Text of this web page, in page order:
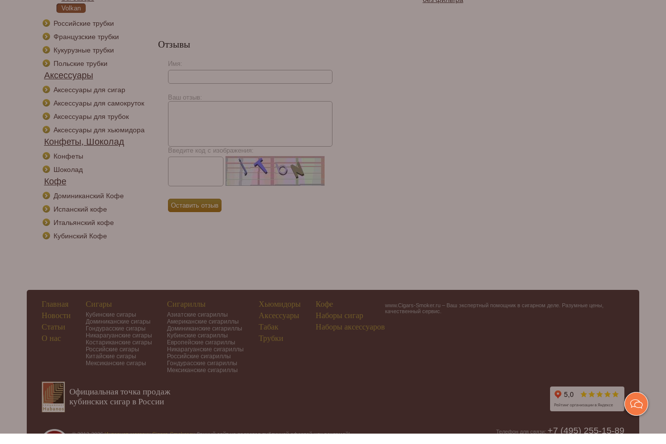
Volkan
Российские трубки
Французские трубки
Кукурузные трубки
Польские трубки
Аксессуары
Аксессуары для сигар
Аксессуары для самокруток
Аксессуары для трубок
Аксессуары для хьюмидора
Конфеты, Шоколад
Конфеты
Шоколад
Кофе
Доминиканский Кофе
Испанский кофе
Итальянский кофе
Кубинский Кофе
Отзывы
Имя:
Ваш отзыв:
Введите код с изображения:
Главная
Новости
Статьи
О нас
Сигары
Кубинские сигары
Доминиканские сигары
Гондурасские сигары
Никарагуанские сигары
Костариканские сигары
Российские сигары
Китайские сигары
Мексиканские сигары
Сигариллы
Азиатские сигариллы
Американские сигариллы
Доминиканские сигариллы
Кубинские сигариллы
Европейские сигариллы
Никарагуанские сигариллы
Российские сигариллы
Гондурасские сигариллы
Мексиканские сигариллы
Хьюмидоры
Аксессуары
Табак
Трубки
Кофе
Наборы сигар
Наборы аксессуаров
www.Cigars-Smoker.ru – Ваш экспертный помощник в сигарном деле. Разумные цены,
качественный сервис.
Официальная точка продаж
кубинских сигар в России
© 2012-2026Интернет-магазин Cigars-Smoker.ruДанный сайт не является публичной офертой или рекламой!
Телефон для связи: +7 (495) 255-15-89